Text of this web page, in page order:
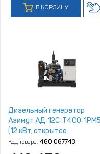
В КОРЗИНУ
Дизельный генератор
Азимут АД‑12С‑Т400‑1РM5
(12 кВт, открытое
исполнение, двигатель
Код товара: 460.067743